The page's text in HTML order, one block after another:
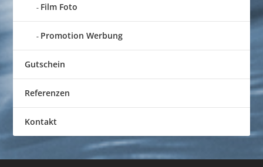
Film Foto
Promotion Werbung
Gutschein
Referenzen
Kontakt